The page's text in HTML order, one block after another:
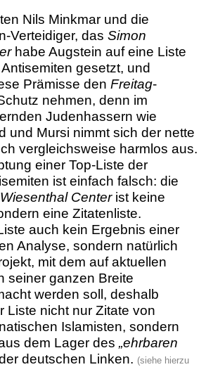
Nils Minkmar und die
Verteidiger, das Simon
habe Augstein auf eine Liste
gesetzt, und
Prämisse den Freitag-
nehmen, denn im
Judenhassern wie
und Mursi nimmt sich der nette
vergleichsweise harmlos aus.
einer Top-Liste der
ist einfach falsch: die
Centerist keine
eine Zitatenliste.
auch kein Ergebnis einer
Analyse, sondern natürlich
mit dem auf aktuellen
seiner ganzen Breite
werden soll, deshalb
Liste nicht nur Zitate von
Islamisten, sondern
dem Lager des „ehrbaren
deutschen Linken. (siehe hierzu